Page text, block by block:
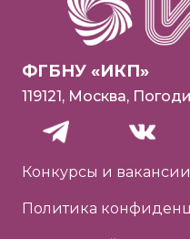
ФГБНУ «ИКП»
119121, Москва,
Конкурсы и вакансии
Политика